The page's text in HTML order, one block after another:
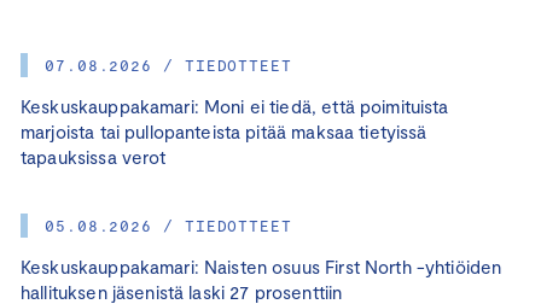
07.08.2026 / TIEDOTTEET
Keskuskauppakamari: Moni ei tiedä, että poimituista
marjoista tai pullopanteista pitää maksaa tietyissä
tapauksissa verot
05.08.2026 / TIEDOTTEET
Keskuskauppakamari: Naisten osuus First North -yhtiöiden
hallituksen jäsenistä laski 27 prosenttiin